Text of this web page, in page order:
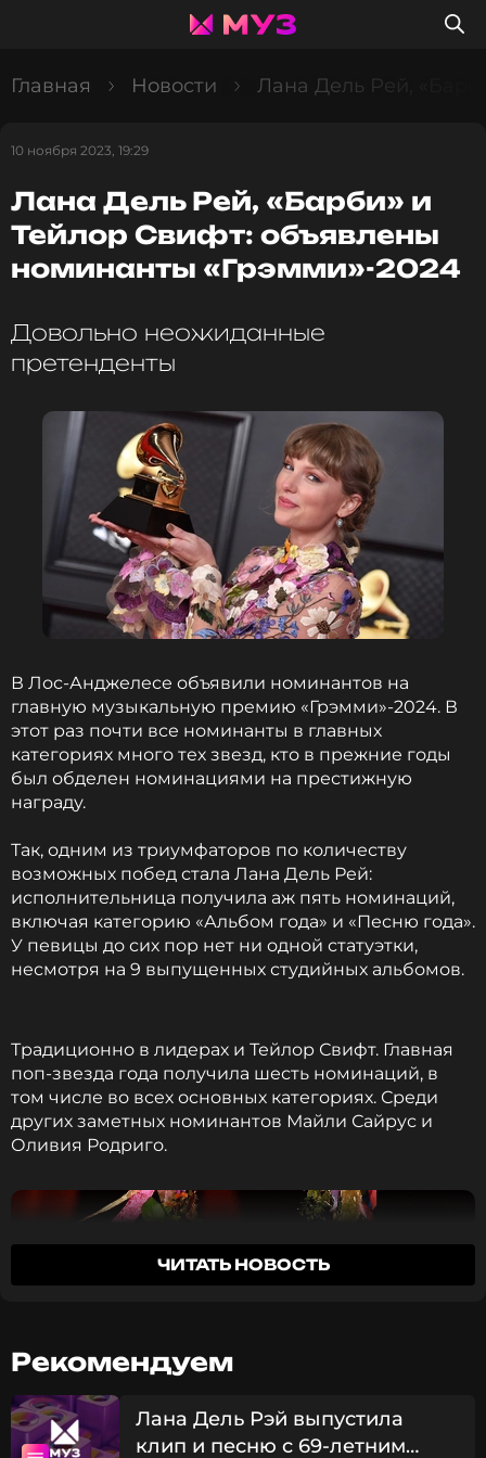
Главная Новости Лана Дель Рей,
10 ноября 2023, 19:29
Лана Дель Рей, «Барби» и
Тейлор Свифт: объявлены
номинанты «Грэмми»-2024
Довольно неожиданные
претенденты
В Лос-Анджелесе объявили номинантов на
главную музыкальную премию «Грэмми»-2024. В
этот раз почти все номинанты в главных
категориях много тех звезд, кто в прежние годы
был обделен номинациями на престижную
награду.
Так, одним из триумфаторов по количеству
возможных побед стала Лана Дель Рей:
исполнительница получила аж пять номинаций,
включая категорию «Альбом года» и «Песню года».
У певицы до сих пор нет ни одной статуэтки,
несмотря на 9 выпущенных студийных альбомов.
Традиционно в лидерах и Тейлор Свифт. Главная
поп-звезда года получила шесть номинаций, в
том числе во всех основных категориях. Среди
других заметных номинантов Майли Сайрус и
Оливия Родриго.
ЧИТАТЬ НОВОСТЬ
Рекомендуем
Лана Дель Рэй выпустила
клип и песню с 69-летним